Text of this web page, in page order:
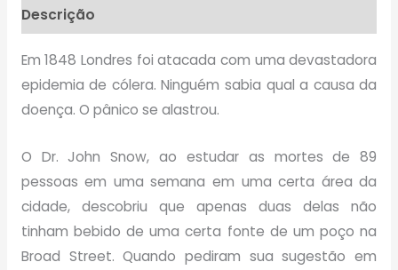
Descrição
Em 1848 Londres foi atacada com uma devastadora
epidemia de cólera. Ninguém sabia qual a causa da
doença. O pânico se alastrou.
O Dr. John Snow, ao estudar as mortes de 89
pessoas em uma semana em uma certa área da
cidade, descobriu que apenas duas delas não
tinham bebido de uma certa fonte de um poço na
Broad Street. Quando pediram sua sugestão em